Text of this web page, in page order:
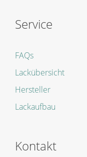
Service
FAQs
Lackübersicht
Hersteller
Lackaufbau
Kontakt